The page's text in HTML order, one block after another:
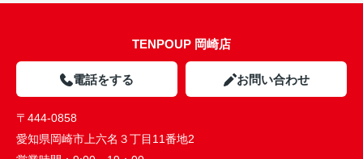
TENPOUP 岡崎店
電話をする お問い合わせ
〒444-0858
愛知県岡崎市上六名３丁目11番地2